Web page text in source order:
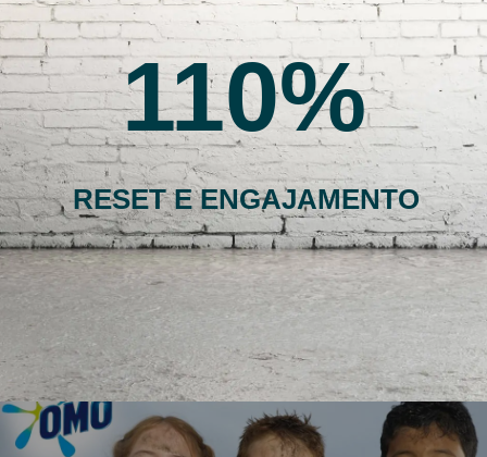
110
RESET E ENGAJAMENTO